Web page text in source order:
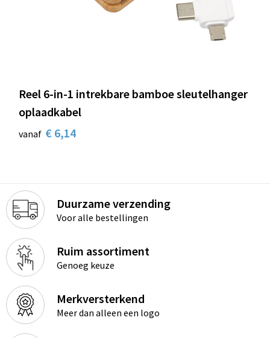
Reel 6-in-1 intrekbare bamboe sleutelhanger
oplaadkabel
vanaf € 6,14
Duurzame verzending
Voor alle bestellingen
Ruim assortiment
Genoeg keuze
Merkversterkend
Meer dan alleen een logo